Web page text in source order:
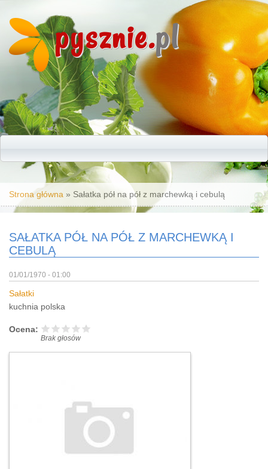
pysznie.pl
Jesteś tutaj
Strona główna » Sałatka pół na pół z marchewką i cebulą
SAŁATKA PÓŁ NA PÓŁ Z MARCHEWKĄ I
CEBULĄ
01/01/1970 - 01:00
Sałatki
kuchnia polska
Ocena:
Brak głosów